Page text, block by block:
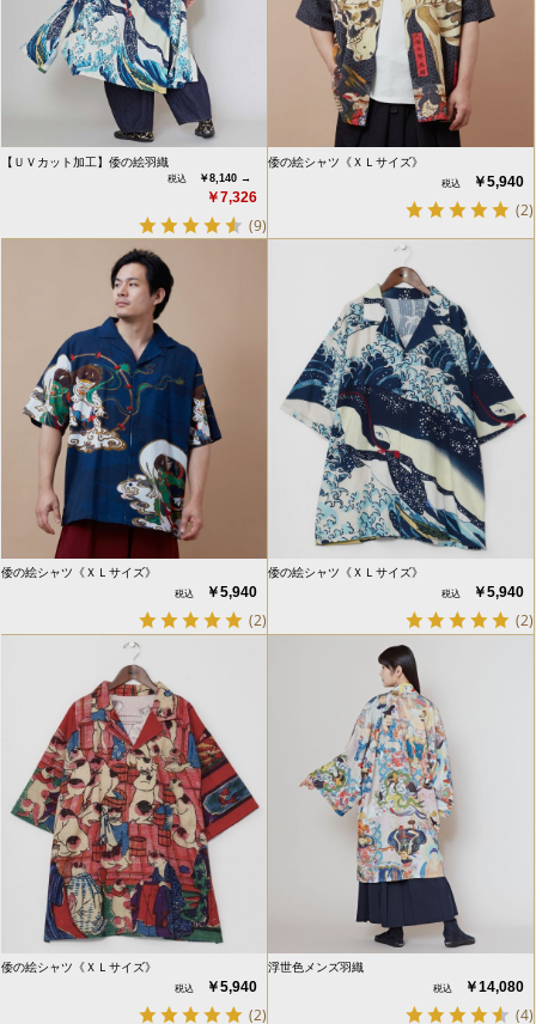
【ＵＶカット加工】倭の絵羽織
￥8,140 →
￥7,326
(9)
倭の絵シャツ《ＸＬサイズ》
￥5,940
(2)
倭の絵シャツ《ＸＬサイズ》
￥5,940
(2)
倭の絵シャツ《ＸＬサイズ》
￥5,940
(2)
倭の絵シャツ《ＸＬサイズ》
￥5,940
(2)
浮世色メンズ羽織
￥14,080
(4)